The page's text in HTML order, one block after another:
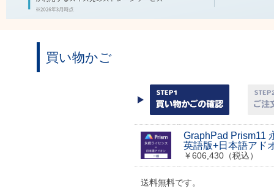
買い物かご
GraphPad Prism11
英語版+日本語アド
￥606,430（税込）
送料無料です。